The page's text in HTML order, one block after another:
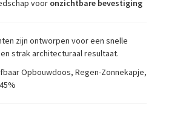
voor onzichtbare bevestiging
zijn ontworpen voor een snelle
strak architecturaal resultaat.
Opbouwdoos, Regen-Zonnekapje,